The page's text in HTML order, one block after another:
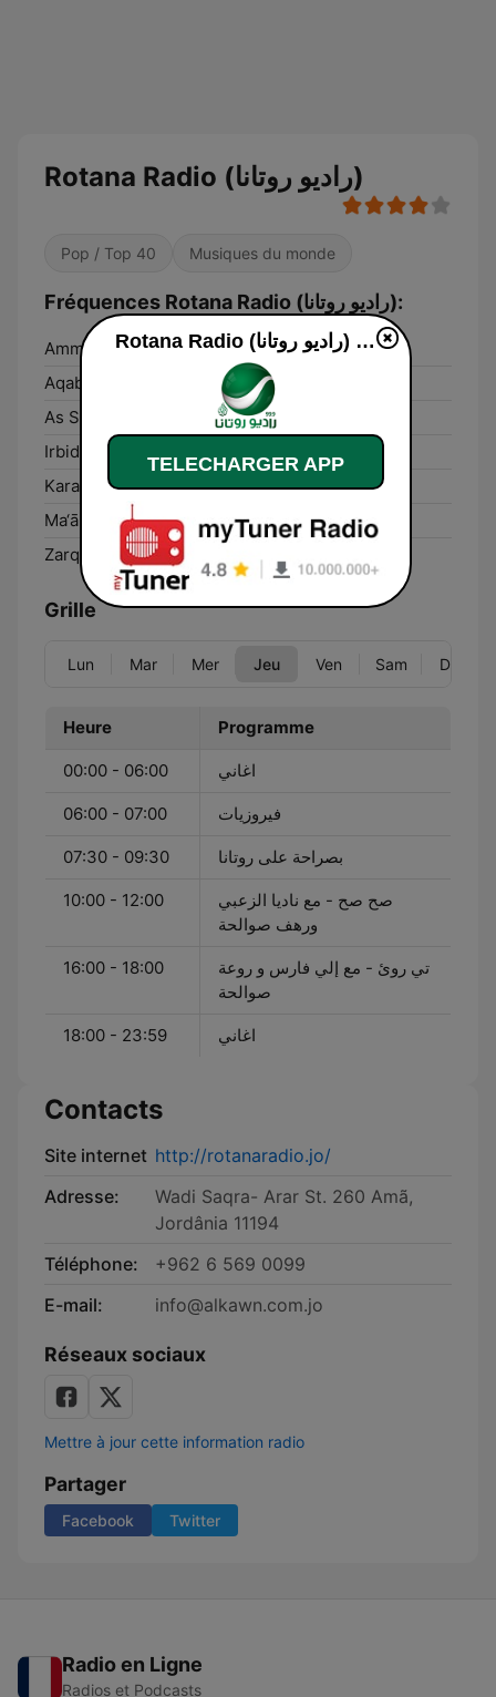
Rotana Radio (راديو روتانا)
Pop / Top 40 Musiques du monde
Fréquences Rotana Radio (راديو روتانا):
Amman:
99.9 FM
Aqaba:
As Salţ:
Irbid:
90.5 FM
Karak City: 100.3 FM
Ma‘ān:
100.3 FM
Zarqa:
99.9 FM
Grille
Lun Mar Mer Jeu Ven Sam Dim
Heure Programme
00:00 - 06:00 اغاني
06:00 - 07:00 فيروزيات
07:30 - 09:30 بصراحة على روتانا
10:00 - 12:00
صح صح - مع ناديا الزعبي
ورهف صوالحة
16:00 - 18:00
تي روئ - مع إلي فارس و روعة
صوالحة
18:00 - 23:59 اغاني
Contacts
Site internet http://rotanaradio.jo/
Adresse:
Wadi Saqra- Arar St. 260 Amã,
Jordânia 11194
Téléphone:
+962 6 569 0099
E-mail:
info@alkawn.com.jo
Réseaux sociaux
Mettre à jour cette information radio
Partager
Facebook Twitter
Radio en Ligne
Radios et Podcasts
Rotana Radio (راديو روتانا) en ligne
TELECHARGER APP